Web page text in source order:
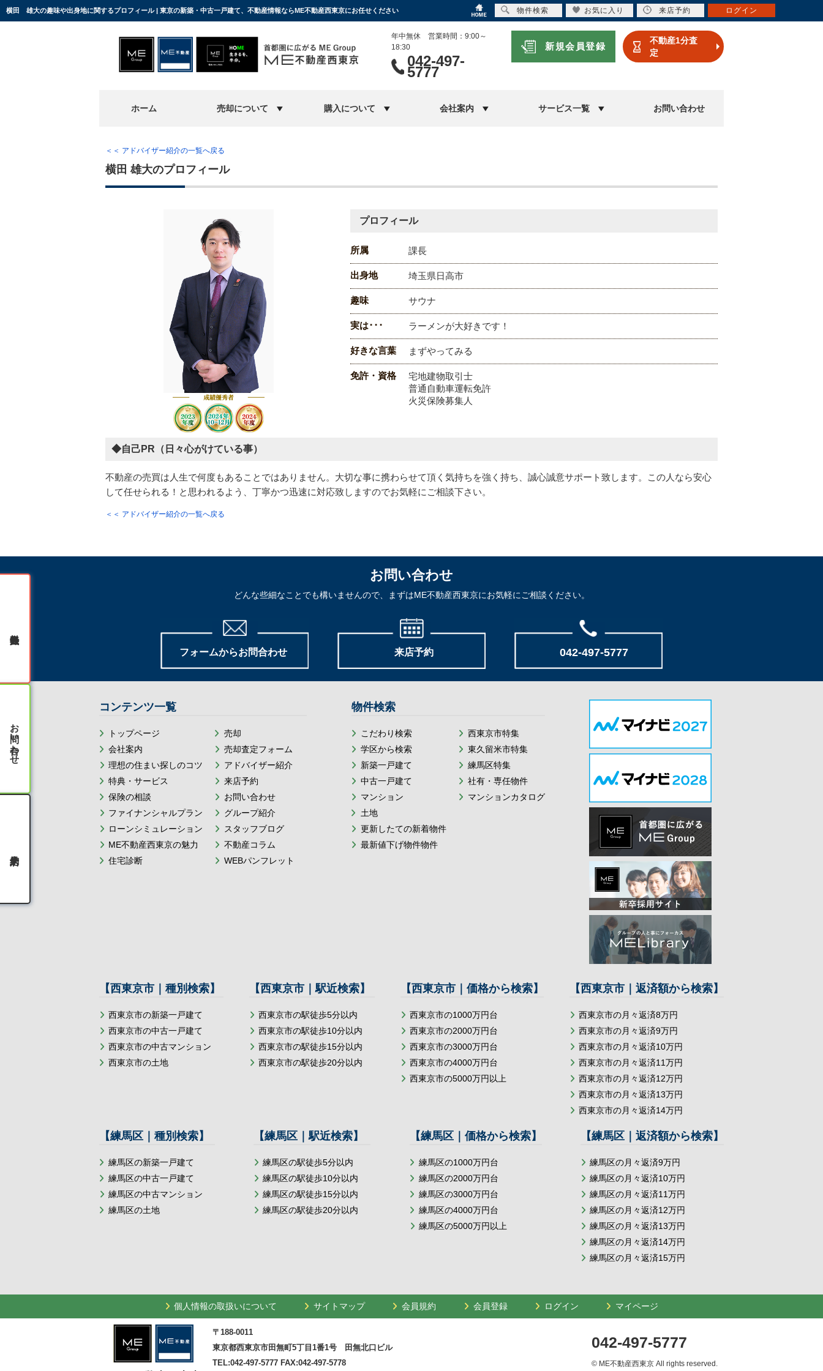
横田 雄大の趣味や出身地に関するプロフィール | 東京の新築・中古一戸建て、不動産情報ならME不動産西東京にお任せください
年中無休 営業時間：9:00～
18:30
042-497-
5777
新規会員登録
不動産1分査
定
ホーム 売却について 購入について 会社案内 サービス一覧 お問い合わせ
＜＜ アドバイザー紹介の一覧へ戻る
横田 雄大のプロフィール
プロフィール
所属 課長
出身地 埼玉県日高市
趣味 サウナ
実は･･･ ラーメンが大好きです！
好きな言葉 まずやってみる
免許・資格
宅地建物取引士
普通自動車運転免許
火災保険募集人
◆自己PR（日々心がけている事）
不動産の売買は人生で何度もあることではありません。大切な事に携わらせて頂く気持ちを強く持ち、誠心誠意サポート致します。この人なら安心
して任せられる！と思われるよう、丁寧かつ迅速に対応致しますのでお気軽にご相談下さい。
＜＜ アドバイザー紹介の一覧へ戻る
お問い合わせ
どんな些細なことでも構いませんので、まずはME不動産西東京にお気軽にご相談ください。
フォームからお問合わせ 来店予約 042-497-5777
コンテンツ一覧
トップページ
会社案内
理想の住まい探しのコツ
特典・サービス
保険の相談
ファイナンシャルプラン
ローンシミュレーション
ME不動産西東京の魅力
住宅診断
売却
売却査定フォーム
アドバイザー紹介
来店予約
お問い合わせ
グループ紹介
スタッフブログ
不動産コラム
WEBパンフレット
物件検索
こだわり検索
学区から検索
新築一戸建て
中古一戸建て
マンション
土地
更新したての新着物件
最新値下げ物件物件
西東京市特集
東久留米市特集
練馬区特集
社有・専任物件
マンションカタログ
【西東京市｜種別検索】
西東京市の新築一戸建て
西東京市の中古一戸建て
西東京市の中古マンション
西東京市の土地
【西東京市｜駅近検索】
西東京市の駅徒歩5分以内
西東京市の駅徒歩10分以内
西東京市の駅徒歩15分以内
西東京市の駅徒歩20分以内
【西東京市｜価格から検索】
西東京市の1000万円台
西東京市の2000万円台
西東京市の3000万円台
西東京市の4000万円台
西東京市の5000万円以上
【西東京市｜返済額から検索】
西東京市の月々返済8万円
西東京市の月々返済9万円
西東京市の月々返済10万円
西東京市の月々返済11万円
西東京市の月々返済12万円
西東京市の月々返済13万円
西東京市の月々返済14万円
【練馬区｜種別検索】
練馬区の新築一戸建て
練馬区の中古一戸建て
練馬区の中古マンション
練馬区の土地
【練馬区｜駅近検索】
練馬区の駅徒歩5分以内
練馬区の駅徒歩10分以内
練馬区の駅徒歩15分以内
練馬区の駅徒歩20分以内
【練馬区｜価格から検索】
練馬区の1000万円台
練馬区の2000万円台
練馬区の3000万円台
練馬区の4000万円台
練馬区の5000万円以上
【練馬区｜返済額から検索】
練馬区の月々返済9万円
練馬区の月々返済10万円
練馬区の月々返済11万円
練馬区の月々返済12万円
練馬区の月々返済13万円
練馬区の月々返済14万円
練馬区の月々返済15万円
個人情報の取扱いについて サイトマップ 会員規約 会員登録 ログイン マイページ
〒188-0011
東京都西東京市田無町5丁目1番1号 田無北口ビル
TEL:042-497-5777 FAX:042-497-5778
042-497-5777
© ME不動産西東京 All rights reserved.
物件検索 お気に入り 来店予約 ログイン
お問い合わせ